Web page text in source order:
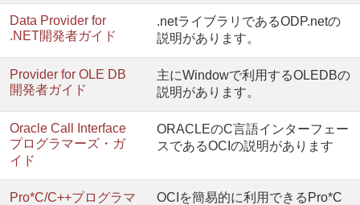
Data Provider for
.NET開発者ガイド
.netライブラリであるODP.netの
説明があります。
Provider for OLE DB
開発者ガイド
主にWindowで利用するOLEDBの
説明があります。
Oracle Call Interface
プログラマーズ・ガ
イド
ORACLEのC言語インターフェー
スであるOCIの説明があります
Pro*C/C++プログラマ
OCIを簡易的に利用できるPro*C